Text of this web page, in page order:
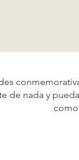
de nada y